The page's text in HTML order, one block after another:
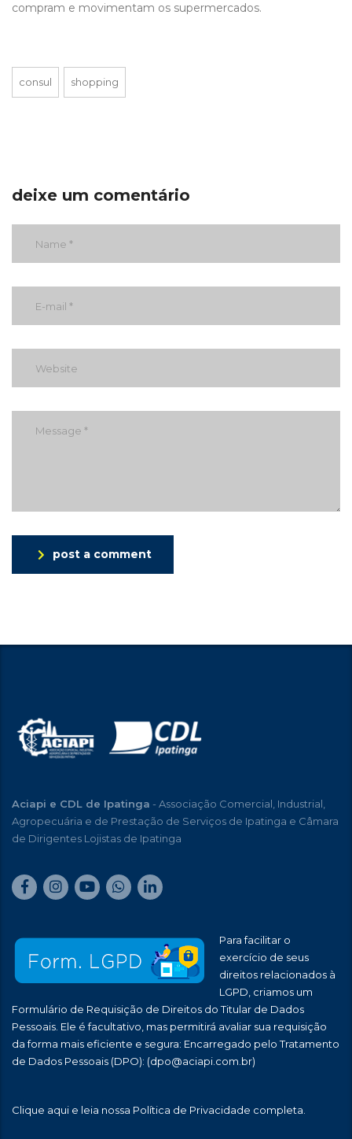
compram e movimentam os supermercados.
consul shopping
deixe um comentário
post a comment
Aciapi e CDL de Ipatinga - Associação Comercial, Industrial,
Agropecuária e de Prestação de Serviços de Ipatinga e Câmara
de Dirigentes Lojistas de Ipatinga
Para facilitar o
exercício de seus
direitos relacionados à
LGPD, criamos um
Formulário de Requisição de Direitos do Titular de Dados
Pessoais. Ele é facultativo, mas permitirá avaliar sua requisição
da forma mais eficiente e segura: Encarregado pelo Tratamento
de Dados Pessoais (DPO): (dpo@aciapi.com.br)
Clique aqui e leia nossa Política de Privacidade completa.